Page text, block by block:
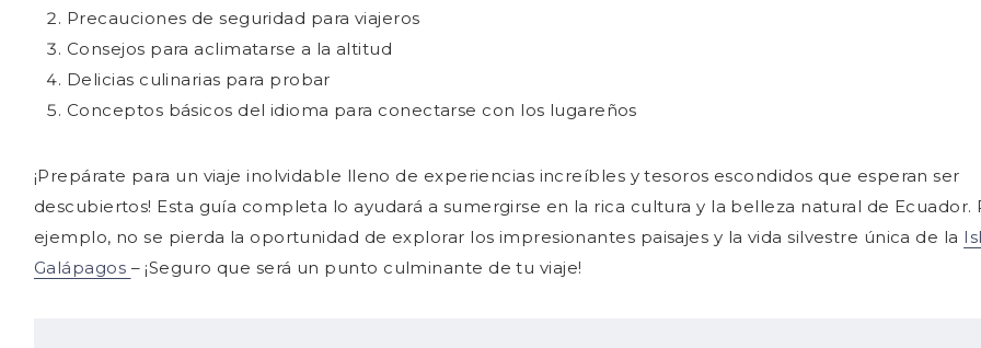
Precauciones de seguridad para viajeros
Consejos para aclimatarse a la altitud
Delicias culinarias para probar
Conceptos básicos del idioma para conectarse con los lugareños
¡Prepárate para un viaje inolvidable lleno de experiencias increíbles y tesoros escondidos que esperan ser
descubiertos! Esta guía completa lo ayudará a sumergirse en la rica cultura y la belleza natural de Ecuador.
ejemplo, no se pierda la oportunidad de explorar los impresionantes paisajes y la vida silvestre única de la
Galápagos – ¡Seguro que será un punto culminante de tu viaje!